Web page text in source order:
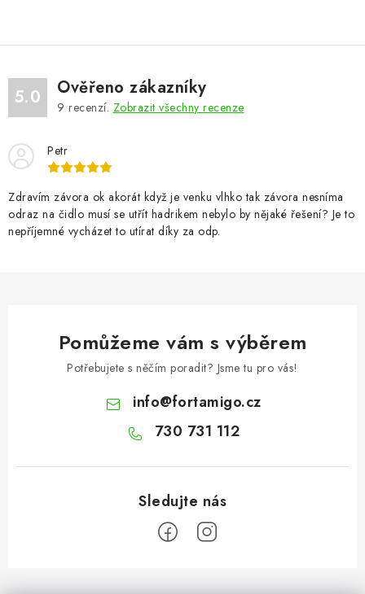
á
d
a
c
p
v
k
y
5.0 Ověřeno zákazníky
9 recenzí. Zobrazit všechny recenze
Petr
Zdravím závora ok akorát když je venku vlhko tak závora nesníma
odraz na čidlo musí se utřít hadrikem nebylo by nějaké řešení? Je to
nepříjemné vycházet to utírat díky za odp.
Pomůžeme vám s výběrem
Potřebujete s něčím poradit? Jsme tu pro vás!
info@fortamigo.cz
730 731 112